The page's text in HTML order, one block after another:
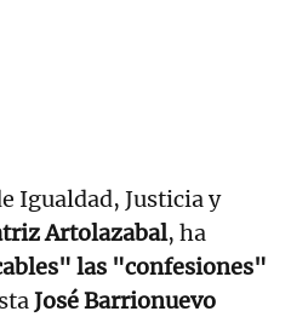
Igualdad, Justicia y
Artolazabal, ha
las "confesiones"
José Barrionuevo